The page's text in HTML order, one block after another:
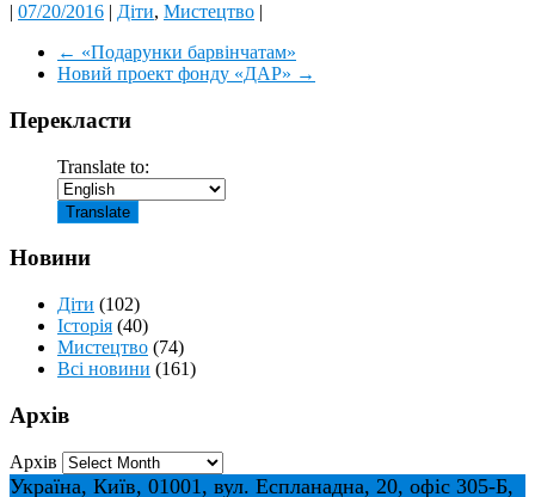
| 07/20/2016 | Діти, Мистецтво |
← «Подарунки барвінчатам»
Новий проект фонду «ДАР» →
Перекласти
Translate to:
Новини
Діти (102)
Історія (40)
Мистецтво (74)
Всі новини (161)
Архів
Архів
Україна, Київ, 01001, вул. Еспланадна, 20, офіс 305-Б,